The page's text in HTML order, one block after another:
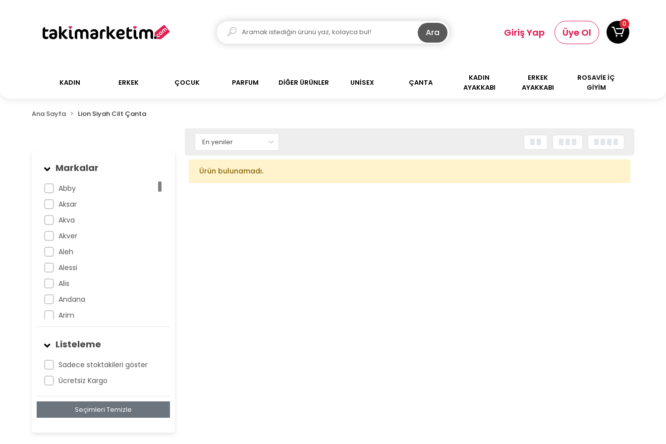
Ara Giriş Yap Üye Ol
0
KADIN ERKEK ÇOCUK PARFUM DİĞER ÜRÜNLER UNİSEX ÇANTA
KADIN
AYAKKABI
ERKEK
AYAKKABI
ROSAVİE İÇ
GİYİM
Ana Sayfa Lion Siyah Cilt Çanta
Markalar
Abby
Aksar
Akva
Akver
Aleh
Alessi
Alis
Andana
Arim
Atnis
Belan
Belay
Birta
Listeleme
Sadece stoktakileri göster
Ücretsiz Kargo
Seçimleri Temizle
Ürün bulunamadı.